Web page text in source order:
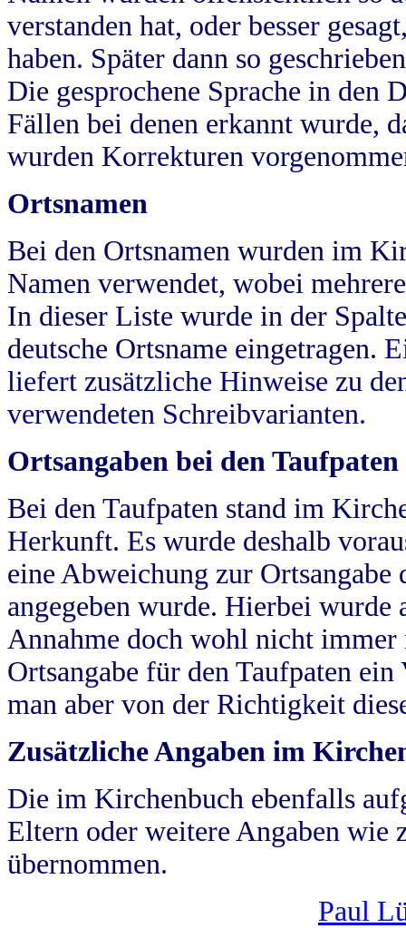
verstanden hat, oder besser
haben. Später dann so
Die gesprochene Sprache in
Fällen bei denen erkannt wurde,
wurden Korrekturen
Ortsnamen
Bei den Ortsnamen wurden im
Namen verwendet, wobei
In dieser Liste wurde in der
deutsche Ortsname eingetragen.
liefert zusätzliche Hinweise zu
verwendeten Schreibvarianten.
Ortsangaben bei den Taufpaten
Bei den Taufpaten stand im
Herkunft. Es wurde deshalb
eine Abweichung zur
angegeben wurde. Hierbei wurde
Annahme doch wohl nicht
Ortsangabe für den Taufpaten
man aber von der Richtigkeit
Zusätzliche Angaben im
Die im Kirchenbuch ebenfalls
Eltern oder weitere Angaben wie
übernommen.
Paul